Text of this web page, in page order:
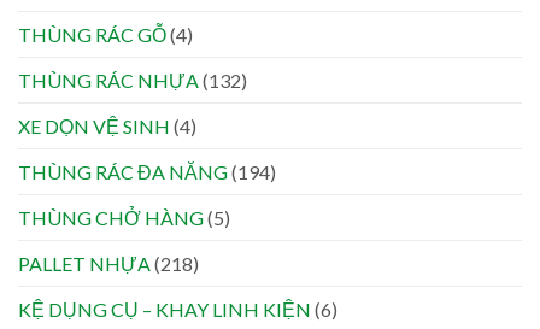
THÙNG RÁC GỖ(4)
THÙNG RÁC NHỰA(132)
XE DỌN VỆ SINH (4)
THÙNG RÁC ĐA NĂNG(194)
THÙNG CHỞ HÀNG(5)
PALLET NHỰA(218)
KỆ DỤNG CỤ – KHAY LINH KIỆN (6)